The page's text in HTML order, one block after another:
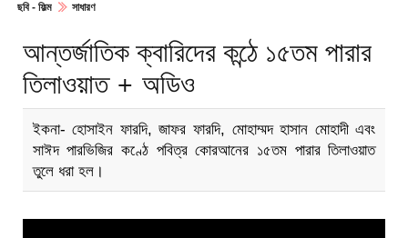
ছবি‎ - ফিল্ম সাধারণ
আন্তর্জাতিক ক্বারিদের কন্ঠে ১৫তম পারার
তিলাওয়াত + অডিও
ইকনা- হোসাইন ফারদি, জাফর ফারদি, মোহাম্মদ হাসান মোহাদী এবং
সাঈদ পারভিজির কণ্ঠে পবিত্র কোরআনের ১৫তম পারার তিলাওয়াত
তুলে ধরা হল।